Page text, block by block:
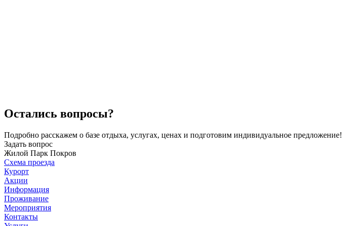
Остались вопросы?
Подробно расскажем о базе отдыха, услугах, ценах и подготовим индивидуальное предложение!
Задать вопрос
Жилой Парк Покров
Схема проезда
Курорт
Акции
Информация
Проживание
Мероприятия
Контакты